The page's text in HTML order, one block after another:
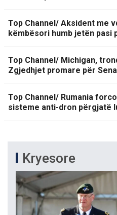
Top Channel/ Aksident me
këmbësori humb jetën pasi
Top Channel/ Michigan,
Zgjedhjet promare për
Top Channel/ Rumania
sisteme anti-dron përgjatë
Kryesore